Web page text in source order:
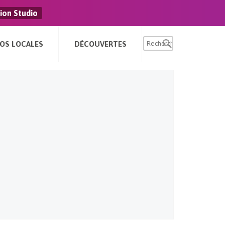
Studio
LOCALES DÉCOUVERTES